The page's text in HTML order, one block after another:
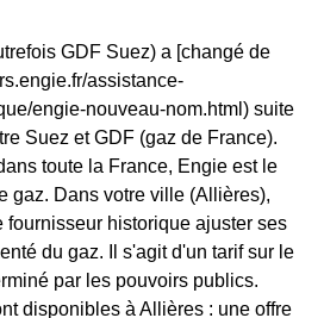
GDF Suez) a [changé de
assistance-
engie-nouveau-nom.html) suite
Suez et GDF (gaz de France).
toute la France, Engie est le
gaz. Dans votre ville (Allières),
fournisseur historique ajuster ses
du gaz. Il s'agit d'un tarif sur le
par les pouvoirs publics.
disponibles à Allières : une offre